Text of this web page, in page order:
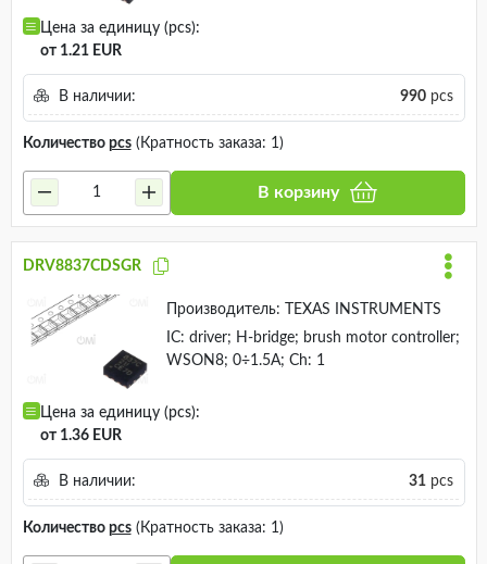
Цена за единицу (pcs):
от 1.21 EUR
В наличии: 990pcs
Количество pcs(Кратность заказа: 1)
В корзину
DRV8837CDSGR
Производитель:
TEXAS INSTRUMENTS
IC: driver; H-bridge; brush motor controller;
WSON8; 0÷1.5A; Ch: 1
Цена за единицу (pcs):
от 1.36 EUR
В наличии: 31pcs
Количество pcs(Кратность заказа: 1)